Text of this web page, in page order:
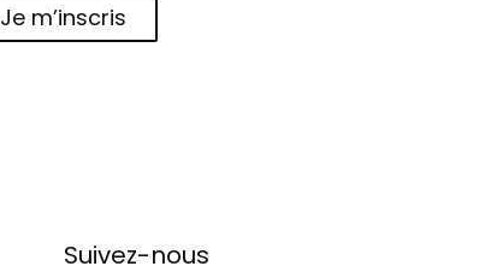
Je m’inscris
Suivez-nous